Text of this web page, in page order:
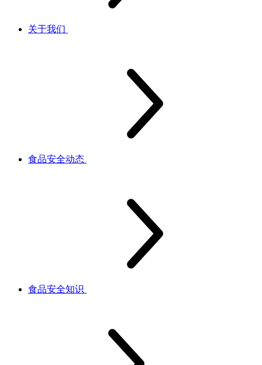
关于我们
食品安全动态
食品安全知识